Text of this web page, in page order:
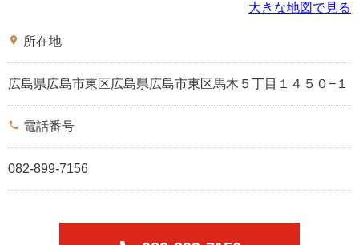
大きな地図で見る
place 所在地
広島県広島市東区広島県広島市東区馬木５丁目１４５０−１
phone 電話番号
082-899-7156